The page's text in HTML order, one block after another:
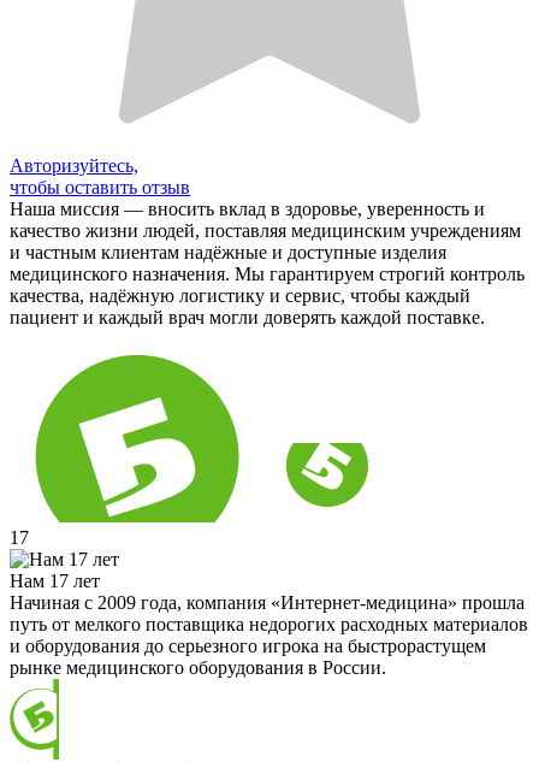
Авторизуйтесь,
чтобы оставить отзыв
Наша миссия — вносить вклад в здоровье, уверенность и
качество жизни людей, поставляя медицинским учреждениям
и частным клиентам надёжные и доступные изделия
медицинского назначения. Мы гарантируем строгий контроль
качества, надёжную логистику и сервис, чтобы каждый
пациент и каждый врач могли доверять каждой поставке.
17
Нам 17 лет
Начиная с 2009 года, компания «Интернет-медицина» прошла
путь от мелкого поставщика недорогих расходных материалов
и оборудования до серьезного игрока на быстрорастущем
рынке медицинского оборудования в России.